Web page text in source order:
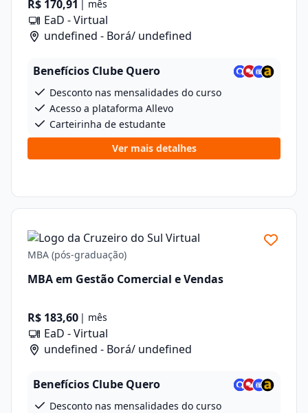
R$ 170,91 | mês
EaD - Virtual
undefined - Borá/ undefined
Benefícios Clube Quero
Desconto nas mensalidades do curso
Acesso a plataforma Allevo
Carteirinha de estudante
Ver mais detalhes
MBA (pós-graduação)
MBA em Gestão Comercial e Vendas
R$ 183,60 | mês
EaD - Virtual
undefined - Borá/ undefined
Benefícios Clube Quero
Desconto nas mensalidades do curso